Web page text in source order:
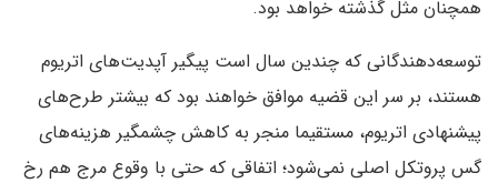
همچنان مثل گذشته خواهد بود.
توسعه‌دهندگانی که چندین سال است پیگیر آپدیت‌های اتریوم
هستند، بر سر این قضیه موافق خواهند بود که بیشتر طرح‌های
پیشنهادی اتریوم، مستقیما منجر به کاهش چشمگیر هزینه‌های
گس پروتکل اصلی نمی‌شود؛ اتفاقی که حتی با وقوع مرج هم رخ